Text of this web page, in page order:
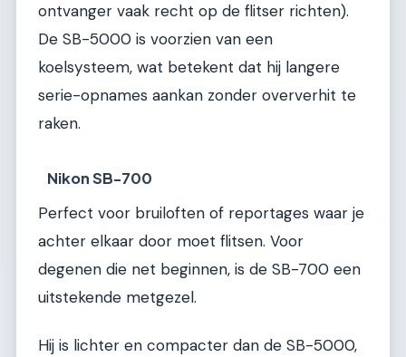
ontvanger vaak recht op de flitser richten).
De SB-5000 is voorzien van een
koelsysteem, wat betekent dat hij langere
serie-opnames aankan zonder oververhit te
raken.
Nikon SB-700
Perfect voor bruiloften of reportages waar je
achter elkaar door moet flitsen. Voor
degenen die net beginnen, is de SB-700 een
uitstekende metgezel.
Hij is lichter en compacter dan de SB-5000,